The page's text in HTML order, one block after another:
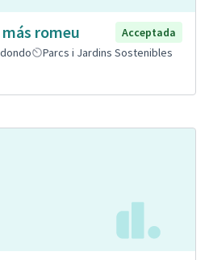
romeu
Acceptada
Parcs i Jardins Sostenibles